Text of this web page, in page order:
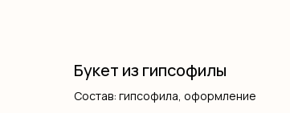
Букет из гипсофилы
Состав: гипсофила, оформление